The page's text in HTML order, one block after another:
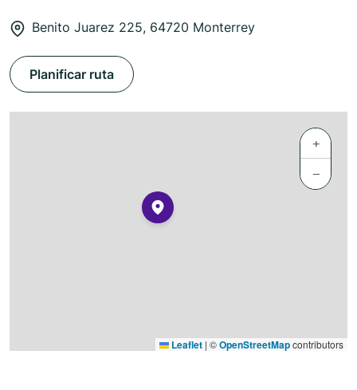
Benito Juarez 225, 64720 Monterrey
Planificar ruta
+
−
Leaflet | ©OpenStreetMapcontributors